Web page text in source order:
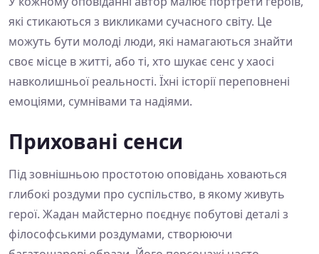
які стикаються з викликами сучасного світу. Це
можуть бути молоді люди, які намагаються знайти
своє місце в житті, або ті, хто шукає сенс у хаосі
навколишньої реальності. Їхні історії переповнені
емоціями, сумнівами та надіями.
Приховані сенси
Під зовнішньою простотою оповідань ховаються
глибокі роздуми про суспільство, в якому живуть
герої. Жадан майстерно поєднує побутові деталі з
філософськими роздумами, створюючи